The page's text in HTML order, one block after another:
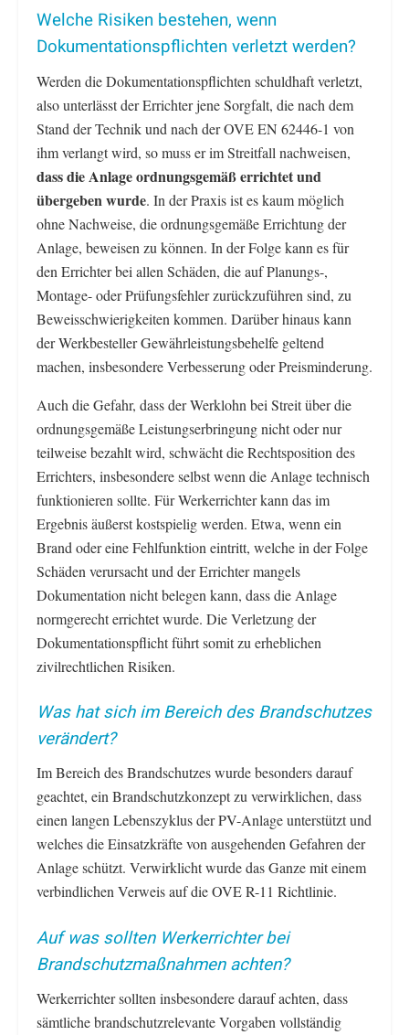
Welche Risiken bestehen, wenn
Dokumentationspflichten verletzt werden?
Werden die Dokumentationspflichten schuldhaft verletzt,
also unterlässt der Errichter jene Sorgfalt, die nach dem
Stand der Technik und nach der OVE EN 62446-1 von
ihm verlangt wird, so muss er im Streitfall nachweisen,
dass die Anlage ordnungsgemäß errichtet und
übergeben wurde. In der Praxis ist es kaum möglich
ohne Nachweise, die ordnungsgemäße Errichtung der
Anlage, beweisen zu können. In der Folge kann es für
den Errichter bei allen Schäden, die auf Planungs-,
Montage- oder Prüfungsfehler zurückzuführen sind, zu
Beweisschwierigkeiten kommen. Darüber hinaus kann
der Werkbesteller Gewährleistungsbehelfe geltend
machen, insbesondere Verbesserung oder Preisminderung.
Auch die Gefahr, dass der Werklohn bei Streit über die
ordnungsgemäße Leistungserbringung nicht oder nur
teilweise bezahlt wird, schwächt die Rechtsposition des
Errichters, insbesondere selbst wenn die Anlage technisch
funktionieren sollte. Für Werkerrichter kann das im
Ergebnis äußerst kostspielig werden. Etwa, wenn ein
Brand oder eine Fehlfunktion eintritt, welche in der Folge
Schäden verursacht und der Errichter mangels
Dokumentation nicht belegen kann, dass die Anlage
normgerecht errichtet wurde. Die Verletzung der
Dokumentationspflicht führt somit zu erheblichen
zivilrechtlichen Risiken.
Was hat sich im Bereich des Brandschutzes
verändert?
Im Bereich des Brandschutzes wurde besonders darauf
geachtet, ein Brandschutzkonzept zu verwirklichen, dass
einen langen Lebenszyklus der PV-Anlage unterstützt und
welches die Einsatzkräfte von ausgehenden Gefahren der
Anlage schützt. Verwirklicht wurde das Ganze mit einem
verbindlichen Verweis auf die OVE R-11 Richtlinie.
Auf was sollten Werkerrichter bei
Brandschutzmaßnahmen achten?
Werkerrichter sollten insbesondere darauf achten, dass
sämtliche brandschutzrelevante Vorgaben vollständig